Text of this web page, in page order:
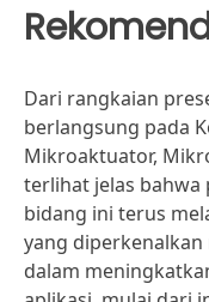
Dari rangkaian
berlangsung pada
Mikroaktuator,
terlihat jelas
bidang ini terus
yang
dalam